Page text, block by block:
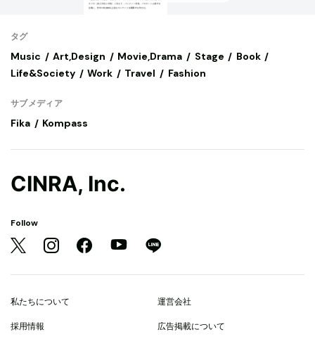
タグ
Music Art,Design Movie,Drama Stage
Book
Life&Society
Work Travel Fashion
サブメディア
Fika Kompass
CINRA, Inc.
Follow
私たちについて 運営会社
採用情報 広告掲載について